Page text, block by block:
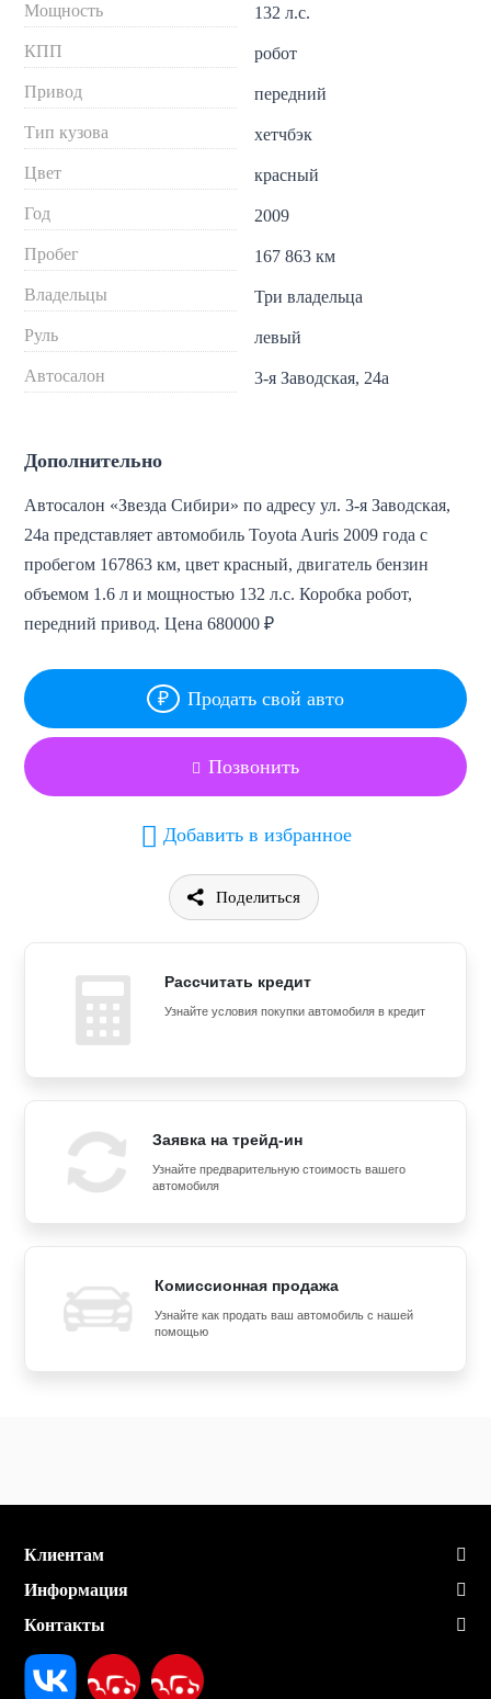
Мощность 132 л.с.
КПП робот
Привод передний
Тип кузова хетчбэк
Цвет красный
Год 2009
Пробег 167 863 км
Владельцы Три владельца
Руль левый
Автосалон 3-я Заводская, 24а
Дополнительно
Автосалон «Звезда Сибири» по адресу ул. 3-я Заводская,
24а представляет автомобиль Toyota Auris 2009 года с
пробегом 167863 км, цвет красный, двигатель бензин
объемом 1.6 л и мощностью 132 л.с. Коробка робот,
передний привод. Цена 680000 ₽
Продать свой авто
Позвонить
Добавить в избранное
Поделиться
Рассчитать кредит
Узнайте условия покупки автомобиля в кредит
Заявка на трейд-ин
Узнайте предварительную стоимость вашего
автомобиля
Комиссионная продажа
Узнайте как продать ваш автомобиль с нашей
помощью
Клиентам
Информация
Контакты